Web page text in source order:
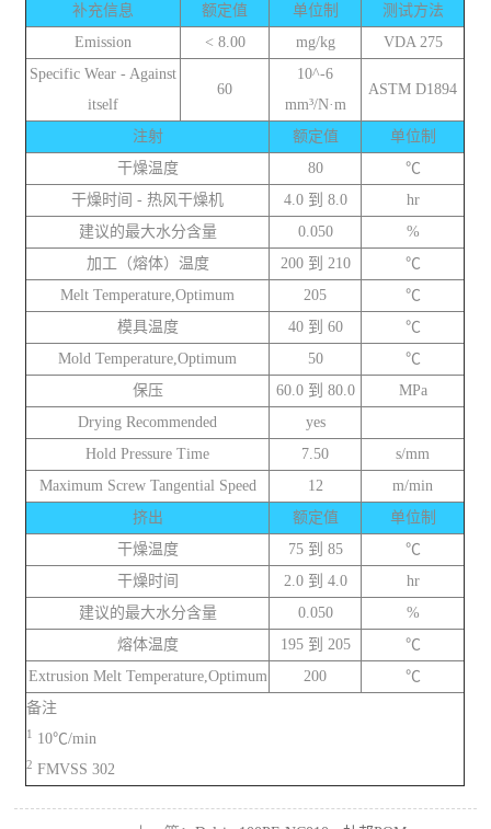
补充信息
额定值 单位制
测试方法
Emission
< 8.00 mg/kg
VDA 275
Specific Wear - Against
itself
60
10^-6
mm³/N·m
ASTM D1894
注射 额定值
单位制
干燥温度
80
℃
干燥时间 - 热风干燥机
4.0 到 8.0
hr
建议的最大水分含量
0.050
%
加工（熔体）温度
200 到 210
℃
Melt Temperature,Optimum
205
℃
模具温度
40 到 60
℃
Mold Temperature,Optimum
50
℃
保压
60.0 到 80.0
MPa
Drying Recommended
yes
Hold Pressure Time
7.50
s/mm
Maximum Screw Tangential Speed
12
m/min
挤出
额定值
单位制
干燥温度
75 到 85
℃
干燥时间
2.0 到 4.0
hr
建议的最大水分含量
0.050
%
熔体温度
195 到 205
℃
Extrusion Melt Temperature,Optimum
200
℃
备注
1 10℃/min
2 FMVSS 302